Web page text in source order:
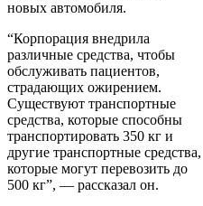
новых автомобиля.
“Корпорация внедрила
различные средства, чтобы
обслуживать пациентов,
страдающих ожирением.
Существуют транспортные
средства, которые способны
транспортировать 350 кг и
другие транспортные средства,
которые могут перевозить до
500 кг”, — рассказал он.